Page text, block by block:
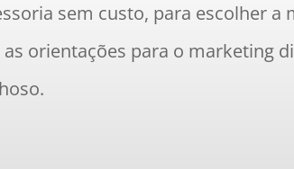
sem custo, para escolher a
orientações para o marketing